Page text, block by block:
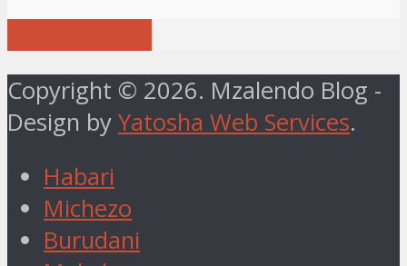
Copyright © 2026. Mzalendo Blog -
Design by Yatosha Web Services.
Habari
Michezo
Burudani